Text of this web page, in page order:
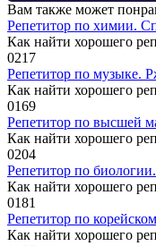
Вам также может
Репетитор по химии.
Как найти хорошего
0217
Репетитор по музыке.
Как найти хорошего
0169
Репетитор по высшей
Как найти хорошего
0204
Репетитор по
Как найти хорошего
0181
Репетитор по
Как найти хорошего